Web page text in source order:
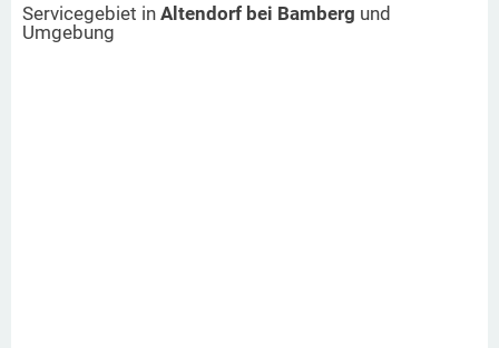
Servicegebiet in Altendorf bei Bamberg und
Umgebung